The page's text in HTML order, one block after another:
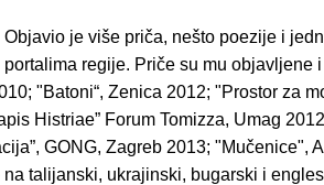
je više priča, nešto poezije i
regije. Priče su mu objavljene i
"Batoni“, Zenica 2012; "Prostor za
Histriae” Forum Tomizza, Umag
GONG, Zagreb 2013; "Mučenice",
talijanski, ukrajinski, bugarski i